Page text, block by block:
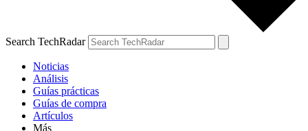
Search TechRadar
Noticias
Análisis
Guías prácticas
Guías de compra
Artículos
Más